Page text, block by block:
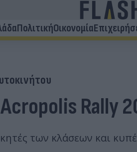
ΠολιτικήΟικονομία
Rally
των κλάσεων και